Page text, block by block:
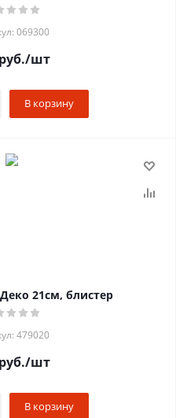
069300
/шт
В корзину
21см, блистер
479020
/шт
В корзину